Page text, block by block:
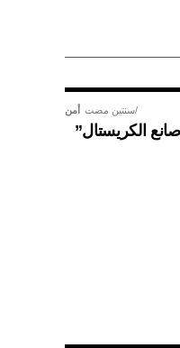
أمن سنتين مضت
الكريستال”